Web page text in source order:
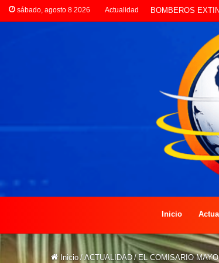
sábado, agosto 8 2026 Actualidad LA POLICÍA
Inicio
Inicio / ACTUALIDAD / EL COMISARIO